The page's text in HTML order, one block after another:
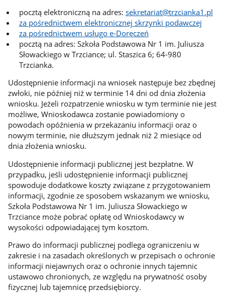
pocztą elektroniczną na adres: sekretariat@trzcianka1.pl
za pośrednictwem elektronicznej skrzynki podawczej
za pośrednictwem usługo e-Doręczeń
pocztą na adres: Szkoła Podstawowa Nr 1 im. Juliusza
Słowackiego w Trzciance; ul. Staszica 6; 64-980
Trzcianka.
Udostępnienie informacji na wniosek następuje bez zbędnej
zwłoki, nie później niż w terminie 14 dni od dnia złożenia
wniosku. Jeżeli rozpatrzenie wniosku w tym terminie nie jest
możliwe, Wnioskodawca zostanie powiadomiony o
powodach opóźnienia w przekazaniu informacji oraz o
nowym terminie, nie dłuższym jednak niż 2 miesiące od
dnia złożenia wniosku.
Udostępnienie informacji publicznej jest bezpłatne. W
przypadku, jeśli udostępnienie informacji publicznej
spowoduje dodatkowe koszty związane z przygotowaniem
informacji, zgodnie ze sposobem wskazanym we wniosku,
Szkoła Podstawowa Nr 1 im. Juliusza Słowackiego w
Trzciance może pobrać opłatę od Wnioskodawcy w
wysokości odpowiadającej tym kosztom.
Prawo do informacji publicznej podlega ograniczeniu w
zakresie i na zasadach określonych w przepisach o ochronie
informacji niejawnych oraz o ochronie innych tajemnic
ustawowo chronionych, ze względu na prywatność osoby
fizycznej lub tajemnicę przedsiębiorcy.